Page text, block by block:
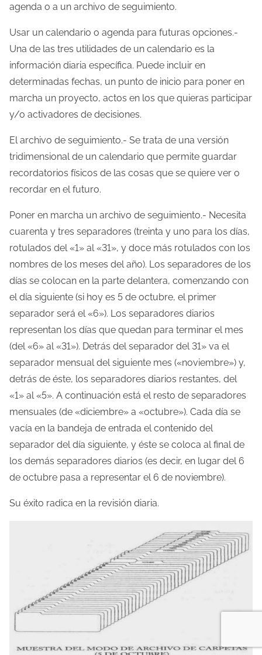
agenda o a un archivo de seguimiento.
Usar un calendario o agenda para futuras opciones.-
Una de las tres utilidades de un calendario es la
información diaria específica. Puede incluir en
determinadas fechas, un punto de inicio para poner en
marcha un proyecto, actos en los que quieras participar
y/o activadores de decisiones.
El archivo de seguimiento.- Se trata de una versión
tridimensional de un calendario que permite guardar
recordatorios físicos de las cosas que se quiere ver o
recordar en el futuro.
Poner en marcha un archivo de seguimiento.- Necesita
cuarenta y tres separadores (treinta y uno para los días,
rotulados del «1» al «31», y doce más rotulados con los
nombres de los meses del año). Los separadores de los
días se colocan en la parte delantera, comenzando con
el día siguiente (si hoy es 5 de octubre, el primer
separador será el «6»). Los separadores diarios
representan los días que quedan para terminar el mes
(del «6» al «31»). Detrás del separador del 31» va el
separador mensual del siguiente mes («noviembre») y,
detrás de éste, los separadores diarios restantes, del
«1» al «5». A continuación está el resto de separadores
mensuales (de «diciembre» a «octubre»). Cada día se
vacía en la bandeja de entrada el contenido del
separador del día siguiente, y éste se coloca al final de
los demás separadores diarios (es decir, en lugar del 6
de octubre pasa a representar el 6 de noviembre).
Su éxito radica en la revisión diaria.